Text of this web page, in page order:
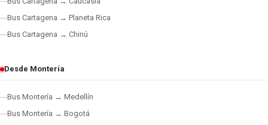
Bus Cartagena → Planeta Rica
Bus Cartagena → Chinú
Desde Montería
Bus Montería → Medellín
Bus Montería → Bogotá